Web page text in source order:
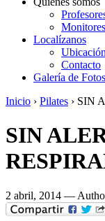
Monitores
Localízanos
Ubicación
Contacto
Galería de Fotos
Inicio › Pilates › SIN
SIN
2 abril, 2014 —